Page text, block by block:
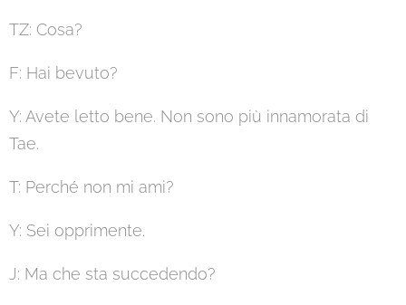
TZ: Cosa?
F: Hai bevuto?
Y: Avete letto bene. Non sono più innamorata di
Tae.
T: Perché non mi ami?
Y: Sei opprimente.
J: Ma che sta succedendo?